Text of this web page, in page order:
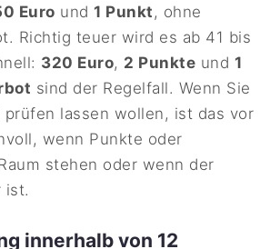
Euro und1 Punkt, ohne
Richtig teuer wird es ab 41 bis
320 Euro, 2 Punkte und 1
sind der Regelfall. Wenn Sie
prüfen lassen wollen, ist das vor
wenn Punkte oder
stehen oder wenn der
ist.
innerhalb von 12